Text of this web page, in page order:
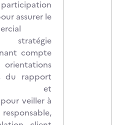
assurer le
compte
du rapport
délai et
veiller à